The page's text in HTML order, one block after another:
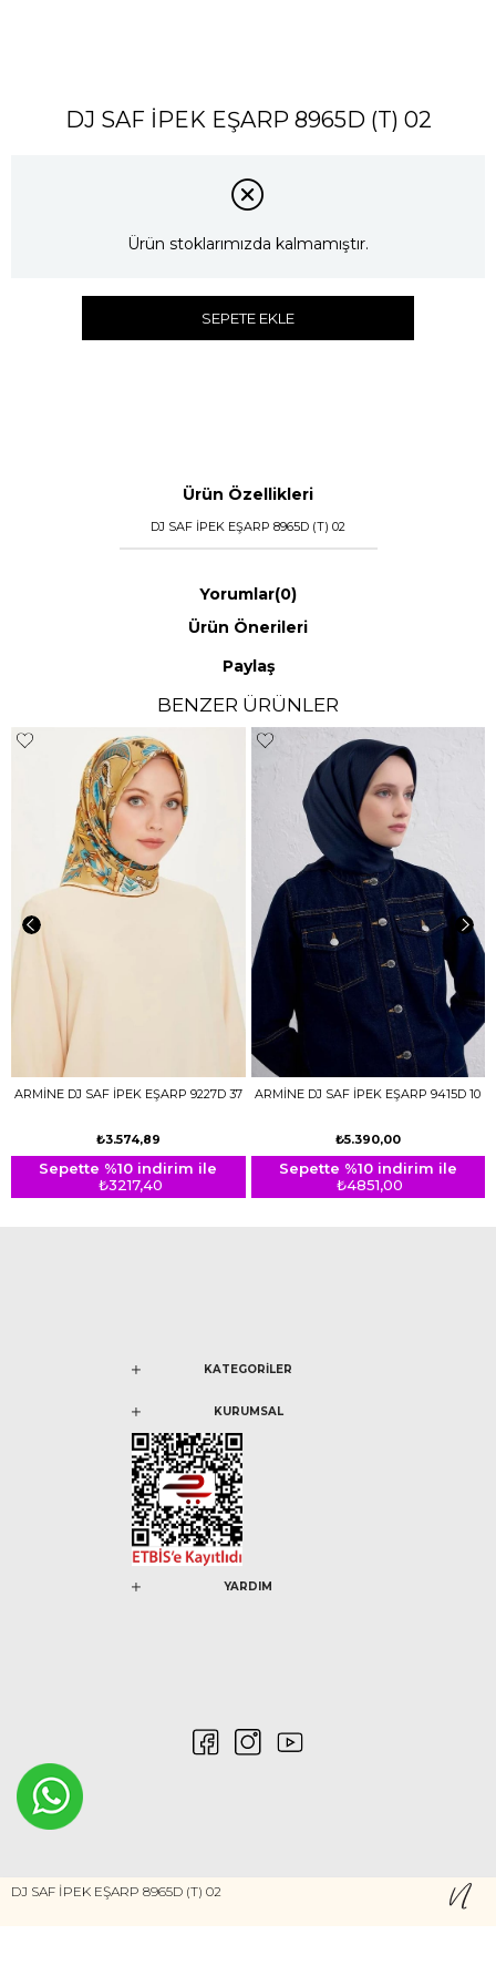
DJ SAF İPEK EŞARP 8965D (T) 02
Ürün stoklarımızda kalmamıştır.
SEPETE EKLE
Ürün Özellikleri
DJ SAF İPEK EŞARP 8965D (T) 02
Yorumlar(0)
Ürün Önerileri
Paylaş
BENZER ÜRÜNLER
ARMİNE DJ SAF İPEK EŞARP 9227D 37
₺3.574,89
Sepette %10 indirim ile
₺3217,40
ARMİNE DJ SAF İPEK EŞARP 9415D 10
₺5.390,00
Sepette %10 indirim ile
₺4851,00
KATEGORİLER
KURUMSAL
YARDIM
DJ SAF İPEK EŞARP 8965D (T) 02